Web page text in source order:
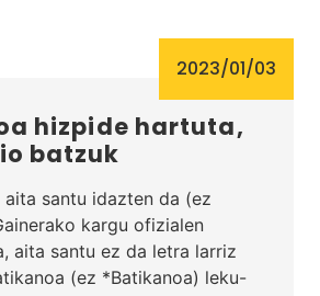
2023/01/03
hizpide hartuta,
batzuk
aita santu idazten da (ez
kargu ofizialen
aita santu ez da letra larriz
(ez *Batikanoa) leku-